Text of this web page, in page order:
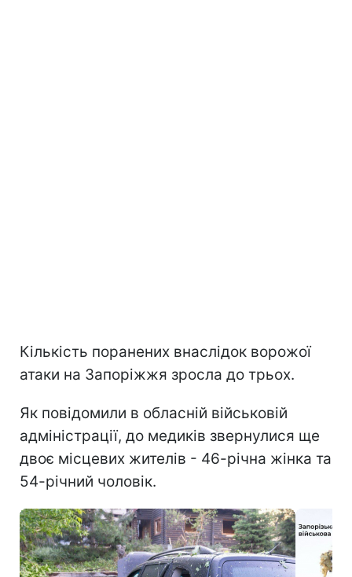
Кількість поранених внаслідок ворожої
атаки на Запоріжжя зросла до трьох.
Як повідомили в обласній військовій
адміністрації, до медиків звернулися ще
двоє місцевих жителів - 46-річна жінка та
54-річний чоловік.